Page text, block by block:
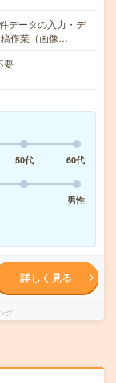
データの入力・デ
稿作業（画像…
要
50代
60代
男性
詳しく見る
グ